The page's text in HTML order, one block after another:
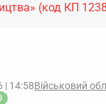
(код КП
| 14:58Військовий